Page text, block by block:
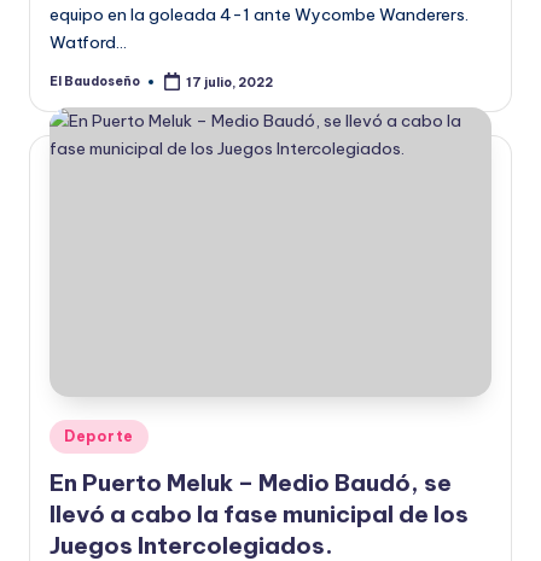
equipo en la goleada 4-1 ante Wycombe Wanderers.
Watford…
Publicado
El Baudoseño 17 julio, 2022
Publicado
en
Deporte
En Puerto Meluk – Medio Baudó, se
llevó a cabo la fase municipal de los
Juegos Intercolegiados.